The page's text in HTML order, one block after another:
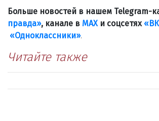
Больше новостей в нашем Telegram-
правда», канале в МАХ и соцсетях
«Одноклассники».
Читайте также